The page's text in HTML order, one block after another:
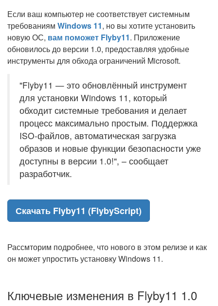
Если ваш компьютер не соответствует системным
требованиям Windows 11, но вы хотите установить
новую ОС, вам поможет Flyby11. Приложение
обновилось до версии 1.0, предоставляя удобные
инструменты для обхода ограничений Microsoft.
"Flyby11 — это обновлённый инструмент
для установки Windows 11, который
обходит системные требования и делает
процесс максимально простым. Поддержка
ISO-файлов, автоматическая загрузка
образов и новые функции безопасности уже
доступны в версии 1.0!", – сообщает
разработчик.
Скачать Flyby11 (FlybyScript)
Рассмторим подробнее, что нового в этом релизе и как
он может упростить установку Windows 11.
Ключевые изменения в Flyby11 1.0